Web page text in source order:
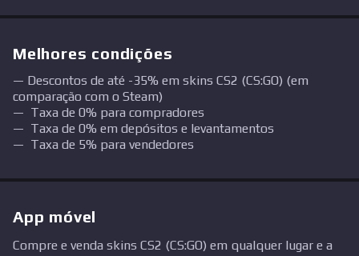
Melhores condições
Descontos de até -35% em skins CS2 (CS:GO) (em
comparação com o Steam)
Taxa de 0% para compradores
Taxa de 0% em depósitos e levantamentos
Taxa de 5% para vendedores
App móvel
Compre e venda skins CS2 (CS:GO) em qualquer lugar e a